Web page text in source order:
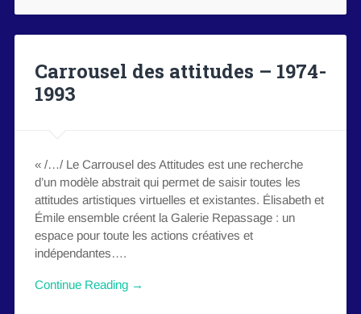
Carrousel des attitudes – 1974-
1993
« /…/ Le Carrousel des Attitudes est une recherche
d’un modèle abstrait qui permet de saisir toutes les
attitudes artistiques virtuelles et existantes. Élisabeth et
Émile ensemble créent la Galerie Repassage : un
espace pour toute les actions créatives et
indépendantes….
Continue Reading →